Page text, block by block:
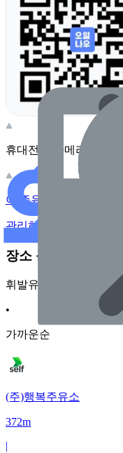
휴대전화 카메라로 찍어
이 주유소의 사장님이신
관리하기
장소 근처 주유소
휘발유
•
가까운순
(주)행복주유소
372m
|